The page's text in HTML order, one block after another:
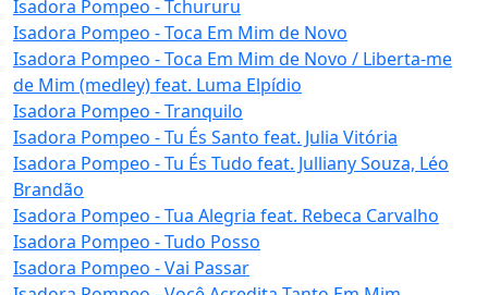
Isadora Pompeo - Tchururu
Isadora Pompeo - Toca Em Mim de Novo
Isadora Pompeo - Toca Em Mim de Novo / Liberta-me
de Mim (medley) feat. Luma Elpídio
Isadora Pompeo - Tranquilo
Isadora Pompeo - Tu És Santo feat. Julia Vitória
Isadora Pompeo - Tu És Tudo feat. Julliany Souza, Léo
Brandão
Isadora Pompeo - Tua Alegria feat. Rebeca Carvalho
Isadora Pompeo - Tudo Posso
Isadora Pompeo - Vai Passar